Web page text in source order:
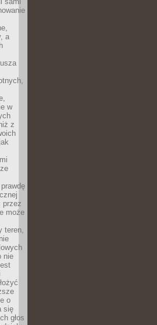
a
w
z
przez
może
teren,
nie
o
się
głos